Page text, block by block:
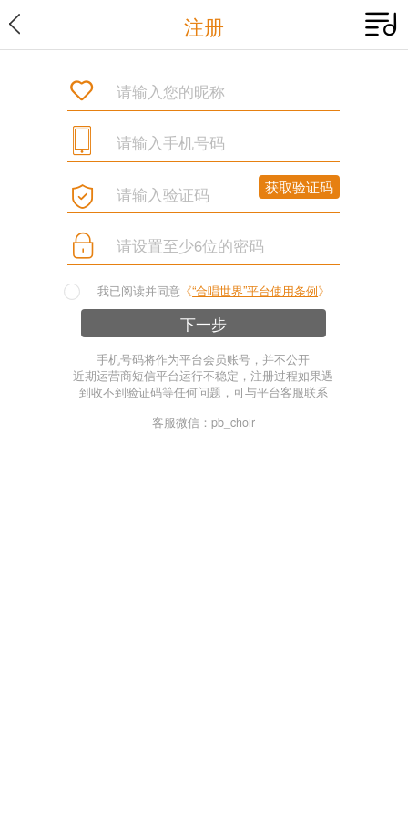
注册
我已阅读并同意 《“合唱世界”平台使用条例》
手机号码将作为平台会员账号，并不公开
近期运营商短信平台运行不稳定，注册过程如果遇
到收不到验证码等任何问题，可与平台客服联系
客服微信：pb_choir